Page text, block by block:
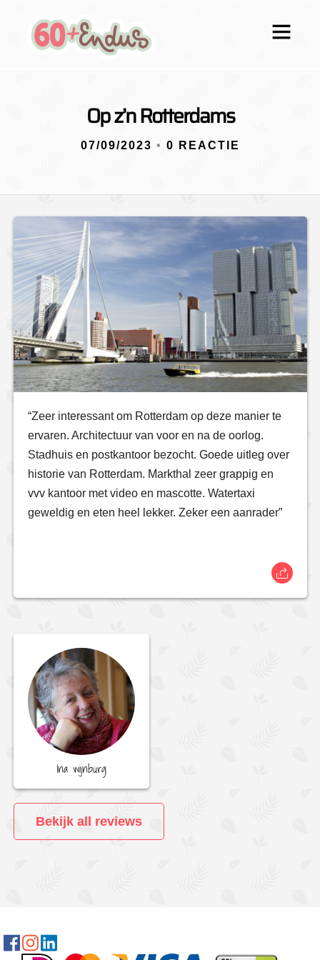
Op z’n Rotterdams
07/09/2023 • 0 REACTIE
“Zeer interessant om Rotterdam op deze manier te
ervaren. Architectuur van voor en na de oorlog.
Stadhuis en postkantoor bezocht. Goede uitleg over
historie van Rotterdam. Markthal zeer grappig en
vvv kantoor met video en mascotte. Watertaxi
geweldig en eten heel lekker. Zeker een aanrader”
Ina wijnburg
Bekijk all reviews